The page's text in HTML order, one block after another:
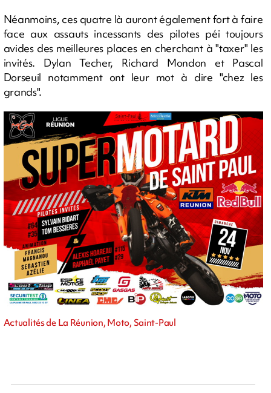
Néanmoins, ces quatre là auront également fort à faire
face aux assauts incessants des pilotes péi toujours
avides des meilleures places en cherchant à "taxer" les
invités. Dylan Techer, Richard Mondon et Pascal
Dorseuil notamment ont leur mot à dire "chez les
grands".
Actualités de La Réunion, Moto, Saint-Paul